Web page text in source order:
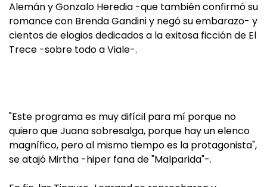
Alemán y Gonzalo Heredia -que también confirmó su
romance con Brenda Gandini y negó su embarazo- y
cientos de elogios dedicados a la exitosa ficción de El
Trece -sobre todo a Viale-.
"Este programa es muy difícil para mí porque no
quiero que Juana sobresalga, porque hay un elenco
magnífico, pero al mismo tiempo es la protagonista",
se atajó Mirtha -hiper fana de "Malparida"-.